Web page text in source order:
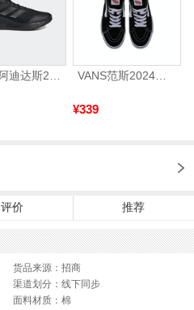
¥339
评价 推荐
货品来源：招商
渠道划分：线下同步
面料材质：棉